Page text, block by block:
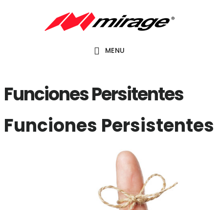
MENU
Funciones Persitentes
Funciones Persistentes